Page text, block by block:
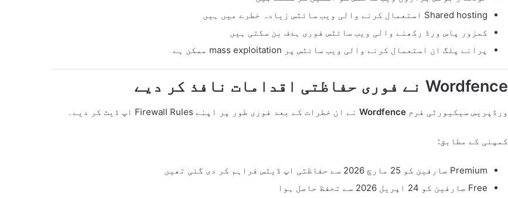
Shared hosting استعمال کرنے والی ویب سائٹس زیادہ خطرے میں ہیں
کمزور پاس ورڈ رکھنے والی ویب سائٹس فوری ہدف بن سکتی ہیں
پرانے پلگ ان استعمال کرنے والی ویب سائٹس پر mass exploitation ممکن ہے
Wordfence نے فوری حفاظتی اقدامات نافذ کر دیے
ورڈپریس سیکیورٹی فرم Wordfence نے ان خطرات کے بعد فوری طور پر اپنے Firewall Rules اپ ڈیٹ کر دیے۔
کمپنی کے مطابق:
Premium صارفین کو 25 مارچ 2026 سے حفاظتی اپ ڈیٹس فراہم کر دی گئی تھیں
Free صارفین کو 24 اپریل 2026 سے تحفظ حاصل ہوا